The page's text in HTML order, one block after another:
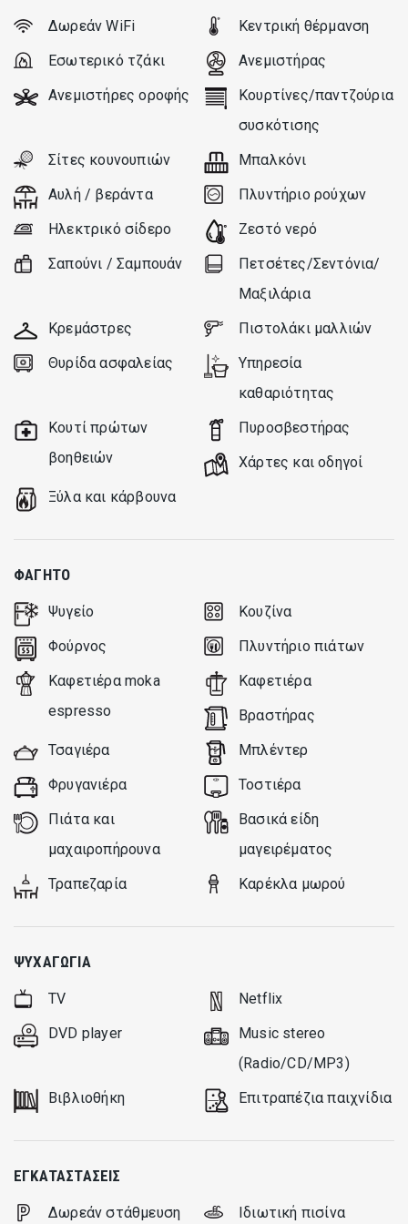
νόστιμες φράουλες, σταφύλι, λεμονια, ριγανη, μεντα, θυμάρι,
Το σπίτι έχει φυσικο κλιματισμό: ο μαΐστρος και η πέτρα
είναι αρκετοί σ'αυτή την τοποθεσία με το μικρό υψόμετρο
Δωρεάν WiFi
Κεντρική θέρμανση
Εσωτερικό τζάκι
Ανεμιστήρας
Ανεμιστήρες οροφής
Κουρτίνες/παντζούρια
συσκότισης
Σίτες κουνουπιών
Μπαλκόνι
Αυλή / βεράντα
Πλυντήριο ρούχων
Ηλεκτρικό σίδερο
Ζεστό νερό
Σαπούνι / Σαμπουάν
Πετσέτες/Σεντόνια/
Μαξιλάρια
Κρεμάστρες
Πιστολάκι μαλλιών
Θυρίδα ασφαλείας
Υπηρεσία
καθαριότητας
Κουτί πρώτων
βοηθειών
Πυροσβεστήρας
Xάρτες και οδηγοί
Ξύλα και κάρβουνα
ΦΑΓΗΤΌ
Ψυγείο
Κουζίνα
Φούρνος
Πλυντήριο πιάτων
Καφετιέρα moka
espresso
Καφετιέρα
Βραστήρας
Τσαγιέρα
Μπλέντερ
Φρυγανιέρα
Τοστιέρα
Πιάτα και
μαχαιροπήρουνα
Βασικά είδη
μαγειρέματος
Τραπεζαρία
Καρέκλα μωρού
ΨΥΧΑΓΩΓΊΑ
TV
Netflix
DVD player
Music stereo
(Radio/CD/MP3)
Βιβλιοθήκη
Επιτραπέζια παιχνίδια
ΕΓΚΑΤΑΣΤΆΣΕΙΣ
Δωρεάν στάθμευση Ιδιωτική πισίνα